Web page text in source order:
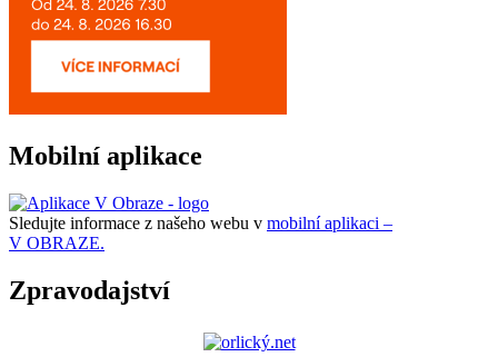
Mobilní aplikace
Sledujte informace z našeho webu v mobilní aplikaci –
V OBRAZE.
Zpravodajství